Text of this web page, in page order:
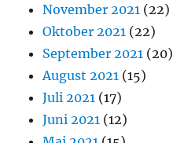
November 2021 (22)
Oktober 2021 (22)
September 2021 (20)
August 2021 (15)
Juli 2021 (17)
Juni 2021 (12)